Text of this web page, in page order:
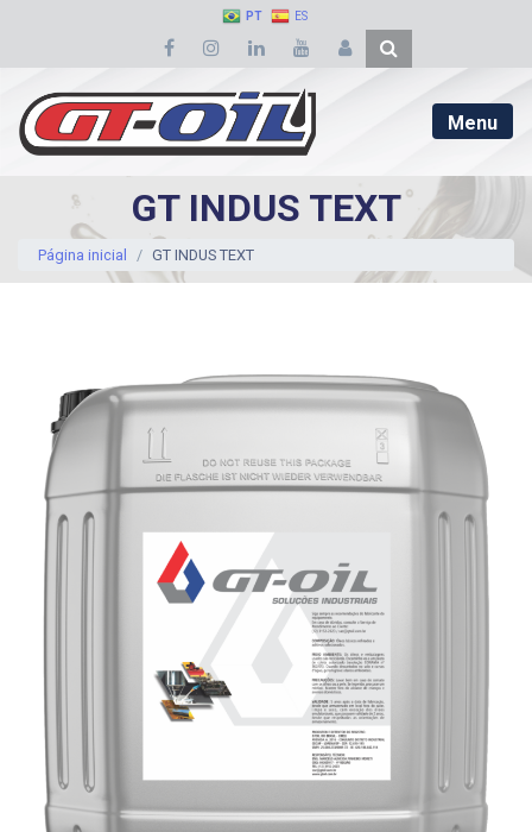
PT ES
Menu
GT INDUS TEXT
Página inicial GT INDUS TEXT